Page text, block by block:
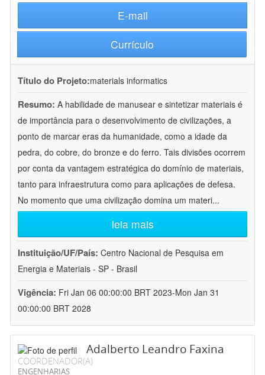
E-mail
Currículo
Título do Projeto:materials informatics
Resumo: A habilidade de manusear e sintetizar materiais é
de importância para o desenvolvimento de civilizações, a
ponto de marcar eras da humanidade, como a idade da
pedra, do cobre, do bronze e do ferro. Tais divisões ocorrem
por conta da vantagem estratégica do domínio de materiais,
tanto para infraestrutura como para aplicações de defesa.
No momento que uma civilização domina um materi...
leia mais
Instituição/UF/País: Centro Nacional de Pesquisa em
Energia e Materiais - SP - Brasil
Vigência: Fri Jan 06 00:00:00 BRT 2023-Mon Jan 31
00:00:00 BRT 2028
Adalberto Leandro Faxina
COORDENADOR(A)
ENGENHARIAS